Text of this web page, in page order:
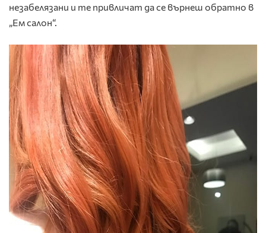
незабелязани и те привличат да се върнеш обратно в
„Ем салон“.